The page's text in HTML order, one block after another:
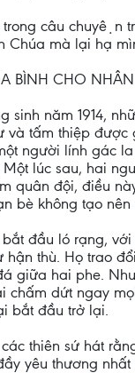
câu chuyện
Chúa mà lại hạ
BÌNH CHO
sinh năm 1914,
và tấm thiệp
người lính gác
lúc sau, hai
quân đội, điều
bè không tạo
đầu ló rạng,
hận thù. Họ trao
giữa hai phe.
chấm dứt ngay
bắt đầu trở lại.
thiên sứ hát
yêu thương